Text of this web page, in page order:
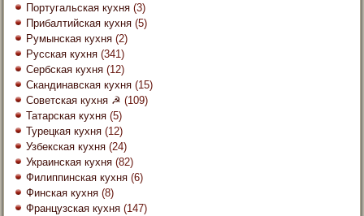
Португальская кухня (3)
Прибалтийская кухня (5)
Румынская кухня (2)
Русская кухня (341)
Сербская кухня (12)
Скандинавская кухня (15)
Советская кухня ☭ (109)
Татарская кухня (5)
Турецкая кухня (12)
Узбекская кухня (24)
Украинская кухня (82)
Филиппинская кухня (6)
Финская кухня (8)
Французская кухня (147)